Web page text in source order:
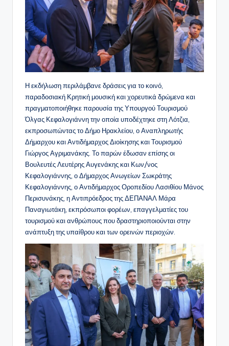
Η εκδήλωση περιλάμβανε δράσεις για το κοινό,
παραδοσιακή Κρητική μουσική και χορευτικά δρώμενα και
πραγματοποιήθηκε παρουσία της Υπουργού Τουρισμού
Όλγας Κεφαλογιάννη την οποία υποδέχτηκε στη Λότζια,
εκπροσωπώντας το Δήμο Ηρακλείου, ο Αναπληρωτής
Δήμαρχου και Αντιδήμαρχος Διοίκησης και Τουρισμού
Γιώργος Αγριμανάκης. Το παρών έδωσαν επίσης οι
Βουλευτές Λευτέρης Αυγενάκης και Κων/νος
Κεφαλογιάννης, ο Δήμαρχος Ανωγείων Σωκράτης
Κεφαλογιάννης, ο Αντιδήμαρχος Οροπεδίου Λασιθίου Μάνος
Περισυνάκης, η Αντιπρόεδρος της ΔΕΠΑΝΑΛ Μάρα
Παναγιωτάκη, εκπρόσωποι φορέων, επαγγελματίες του
τουρισμού και ανθρώπους που δραστηριοποιούνται στην
ανάπτυξη της υπαίθρου και των ορεινών περιοχών.